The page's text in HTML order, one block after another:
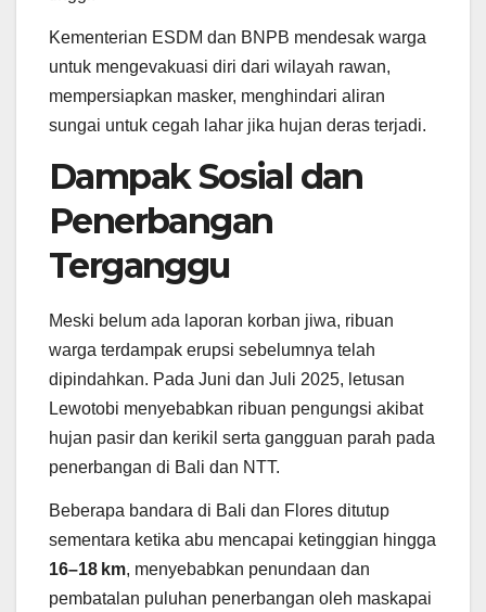
Kementerian ESDM dan BNPB mendesak warga
untuk mengevakuasi diri dari wilayah rawan,
mempersiapkan masker, menghindari aliran
sungai untuk cegah lahar jika hujan deras terjadi.
Dampak Sosial dan
Penerbangan
Terganggu
Meski belum ada laporan korban jiwa, ribuan
warga terdampak erupsi sebelumnya telah
dipindahkan. Pada Juni dan Juli 2025, letusan
Lewotobi menyebabkan ribuan pengungsi akibat
hujan pasir dan kerikil serta gangguan parah pada
penerbangan di Bali dan NTT.
Beberapa bandara di Bali dan Flores ditutup
sementara ketika abu mencapai ketinggian hingga
16–18 km, menyebabkan penundaan dan
pembatalan puluhan penerbangan oleh maskapai